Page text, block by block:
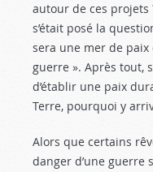
autour de ces projets
s’était posé la
sera une mer de
guerre ». Après tout,
d’établir une paix
Terre, pourquoi y
Alors que certains
danger d’une guerre